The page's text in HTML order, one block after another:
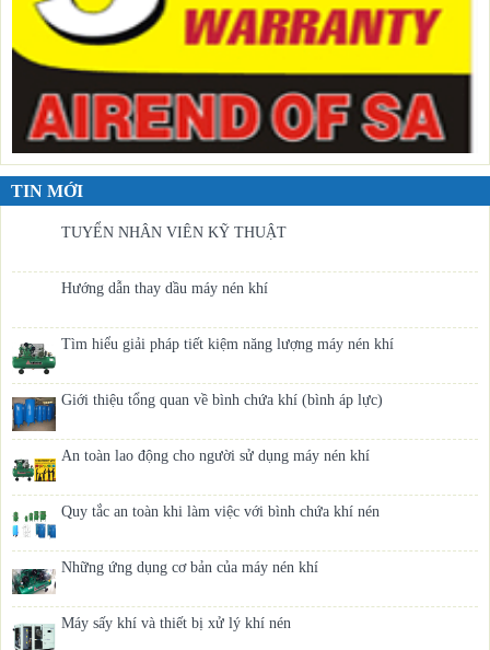
TIN MỚI
TUYỂN NHÂN VIÊN KỸ THUẬT
Hướng dẫn thay dầu máy nén khí
Tìm hiểu giải pháp tiết kiệm năng lượng máy nén khí
Giới thiệu tổng quan về bình chứa khí (bình áp lực)
An toàn lao động cho người sử dụng máy nén khí
Quy tắc an toàn khi làm việc với bình chứa khí nén
Những ứng dụng cơ bản của máy nén khí
Máy sấy khí và thiết bị xử lý khí nén